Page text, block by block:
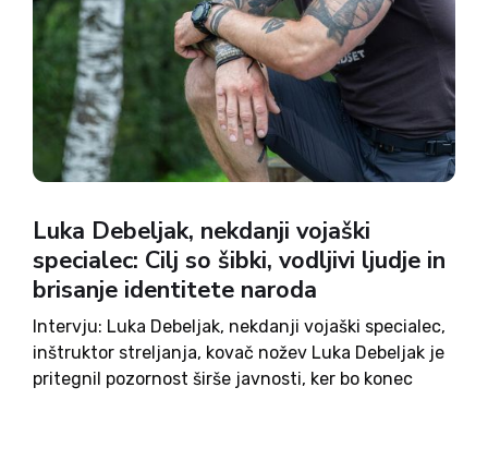
Luka Debeljak, nekdanji vojaški
specialec: Cilj so šibki, vodljivi ljudje in
brisanje identitete naroda
Intervju: Luka Debeljak, nekdanji vojaški specialec,
inštruktor streljanja, kovač nožev Luka Debeljak je
pritegnil pozornost širše javnosti, ker bo konec